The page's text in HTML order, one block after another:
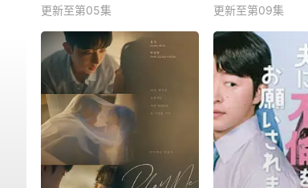
更新至第05集
更新至第09集